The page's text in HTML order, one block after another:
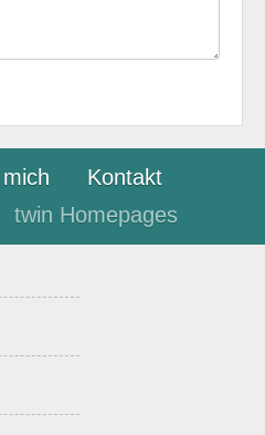
Kontakt
twin Homepages